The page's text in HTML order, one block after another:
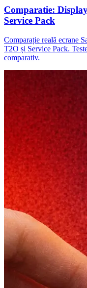
Comparatie:
Service Pack
Comparație reală ecrane
T2O și Service Pack.
comparativ.